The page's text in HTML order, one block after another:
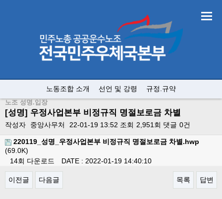
노동조합 소개 선언 및 강령 규정.규약
노조 성명.입장
[성명] 우정사업본부 비정규직 명절보로금 차별
작성자 중앙사무처 22-01-19 13:52 조회 2,951회 댓글 0건
220119_성명_우정사업본부 비정규직 명절보로금 차별.hwp
(69.0K)
14회 다운로드
DATE : 2022-01-19 14:40:10
이전글 다음글 목록 답변